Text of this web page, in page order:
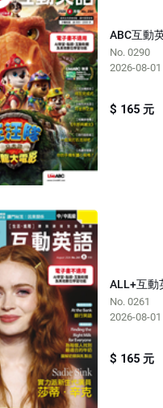
ABC互動
No. 0290
2026-08-01
$ 165 元
ALL+互動
No. 0261
2026-08-01
$ 165 元